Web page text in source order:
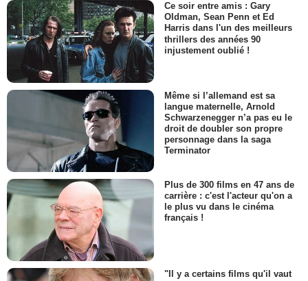
Ce soir entre amis : Gary
Oldman, Sean Penn et Ed
Harris dans l'un des meilleurs
thrillers des années 90
injustement oublié !
Même si l’allemand est sa
langue maternelle, Arnold
Schwarzenegger n’a pas eu le
droit de doubler son propre
personnage dans la saga
Terminator
Plus de 300 films en 47 ans de
carrière : c'est l'acteur qu'on a
le plus vu dans le cinéma
français !
"Il y a certains films qu'il vaut